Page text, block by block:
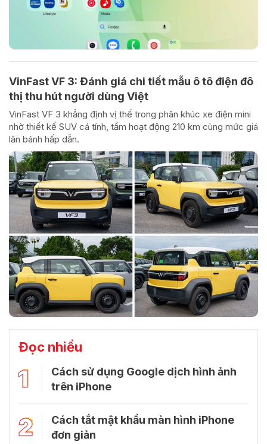
VinFast VF 3: Đánh giá chi tiết mẫu ô tô điện đô
thị thu hút người dùng Việt
VinFast VF 3 khẳng định vị thế trong phân khúc xe điện mini
nhờ thiết kế SUV cá tính, tầm hoạt động 210 km cùng mức giá
lăn bánh hấp dẫn.
Đọc nhiều
1
Cách sử dụng Google dịch hình ảnh
trên iPhone
2
Cách tắt mật khẩu màn hình iPhone
đơn giản